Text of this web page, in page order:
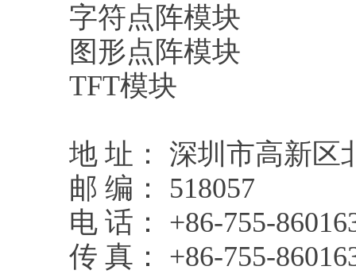
字符点阵模块
图形点阵模块
TFT模块
地 址： 深圳市高新区
邮 编： 518057
电 话： +86-755-
传 真： +86-755-